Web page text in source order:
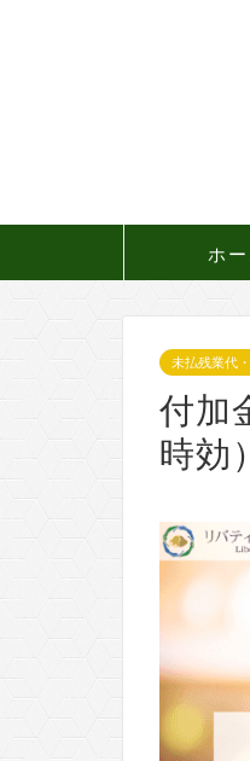
ホー
未払残業代
付加
時効